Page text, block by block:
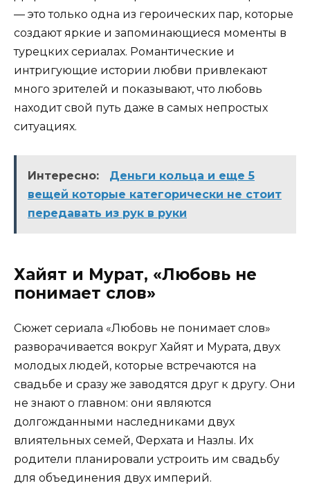
— это только одна из героических пар, которые
создают яркие и запоминающиеся моменты в
турецких сериалах. Романтические и
интригующие истории любви привлекают
много зрителей и показывают, что любовь
находит свой путь даже в самых непростых
ситуациях.
Интересно:
Деньги кольца и еще 5
вещей которые категорически не стоит
передавать из рук в руки
Хайят и Мурат, «Любовь не
понимает слов»
Сюжет сериала «Любовь не понимает слов»
разворачивается вокруг Хайят и Мурата, двух
молодых людей, которые встречаются на
свадьбе и сразу же заводятся друг к другу. Они
не знают о главном: они являются
долгожданными наследниками двух
влиятельных семей, Ферхата и Назлы. Их
родители планировали устроить им свадьбу
для объединения двух империй.